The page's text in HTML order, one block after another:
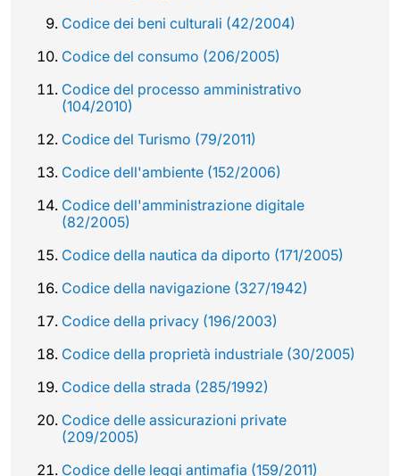
Codice dei beni culturali (42/2004)
Codice del consumo (206/2005)
Codice del processo amministrativo
(104/2010)
Codice del Turismo (79/2011)
Codice dell'ambiente (152/2006)
Codice dell'amministrazione digitale
(82/2005)
Codice della nautica da diporto (171/2005)
Codice della navigazione (327/1942)
Codice della privacy (196/2003)
Codice della proprietà industriale (30/2005)
Codice della strada (285/1992)
Codice delle assicurazioni private
(209/2005)
Codice delle leggi antimafia (159/2011)